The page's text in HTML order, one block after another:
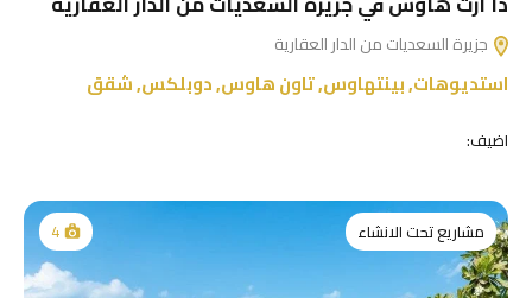
جزيرة السعديات من الدار العقارية
استديوهات,بينتهاوس,تاون هاوس,دوبلكس,شقق
اضيف:
مشاريع تحت الانشاء 4